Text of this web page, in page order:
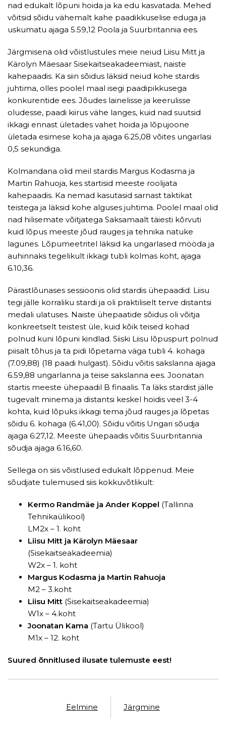
nad edukalt lõpuni hoida ja ka edu kasvatada. Mehed
võitsid sõidu vähemalt kahe paadikkuselise eduga ja
uskumatu ajaga 5.59,12 Poola ja Suurbritannia ees.
Järgmisena olid võistlustules meie neiud Liisu Mitt ja
Kärolyn Mäesaar Sisekaitseakadeemiast, naiste
kahepaadis. Ka siin sõidus läksid neiud kohe stardis
juhtima, olles poolel maal isegi paadipikkusega
konkurentide ees. Jõudes lainelisse ja keerulisse
oludesse, paadi kiirus vähe langes, kuid nad suutsid
ikkagi ennast ületades vahet hoida ja lõpujoone
ületada esimese koha ja ajaga 6.25,08 võites ungarlasi
0,5 sekundiga.
Kolmandana olid meil stardis Margus Kodasma ja
Martin Rahuoja, kes startisid meeste roolijata
kahepaadis. Ka nemad kasutasid sarnast taktikat
teistega ja läksid kohe alguses juhtima. Poolel maal olid
nad hilisemate võitjatega Saksamaalt täiesti kõrvuti
kuid lõpus meeste jõud rauges ja tehnika natuke
lagunes. Lõpumeetritel läksid ka ungarlased mööda ja
auhinnaks tegelikult ikkagi tubli kolmas koht, ajaga
6.10,36.
Pärastlõunases sessioonis olid stardis ühepaadid. Liisu
tegi jälle korraliku stardi ja oli praktiliselt terve distantsi
medali ulatuses. Naiste ühepaatide sõidus oli võitja
konkreetselt teistest üle, kuid kõik teised kohad
polnud kuni lõpuni kindlad. Siiski Liisu lõpuspurt polnud
piisalt tõhus ja ta pidi lõpetama väga tubli 4. kohaga
(7.09,88) (18 paadi hulgast). Sõidu võitis sakslanna ajaga
6.59,88 ungarlanna ja teise sakslanna ees. Joonatan
startis meeste ühepaadil B finaalis. Ta läks stardist jälle
tugevalt minema ja distantsi keskel hoidis veel 3-4
kohta, kuid lõpuks ikkagi tema jõud rauges ja lõpetas
sõidu 6. kohaga (6.41,00). Sõidu võitis Ungari sõudja
ajaga 6:27,12. Meeste ühepaadis võitis Suurbritannia
sõudja ajaga 6.16,60.
Sellega on siis võistlused edukalt lõppenud. Meie
sõudjate tulemused siis kokkuvõtlikult:
Kermo Randmäe ja Ander Koppel (Tallinna
Tehnikaülikool)
LM2x – 1. koht
Liisu Mitt ja Kärolyn Mäesaar
(Sisekaitseakadeemia)
W2x – 1. koht
Margus Kodasma ja Martin Rahuoja
M2 – 3.koht
Liisu Mitt (Sisekaitseakadeemia)
W1x – 4.koht
Joonatan Kama (Tartu Ülikool)
M1x – 12. koht
Suured õnnitlused ilusate tulemuste eest!
Eelmine Järgmine